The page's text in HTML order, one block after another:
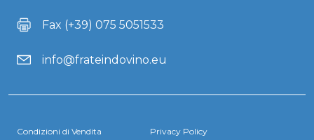
Fax (+39) 075 5051533
info@frateindovino.eu
Condizioni di Vendita Privacy Policy